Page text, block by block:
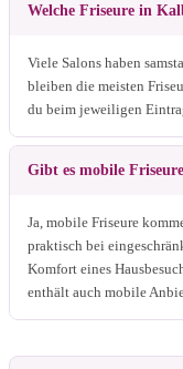
Welche Friseure in
Viele Salons haben
bleiben die meisten
du beim jeweiligen
Gibt es mobile
Ja, mobile Friseure
praktisch bei
Komfort eines
enthält auch mobile